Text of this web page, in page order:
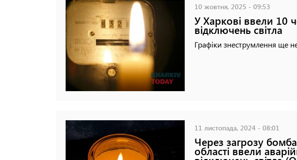
10 жовтня, 2025 - 09:53
У Харкові ввели 10
відключень світла
Графіки знеструмлення ще
11 листопада, 2024 - 08:01
Через загрозу
області ввели